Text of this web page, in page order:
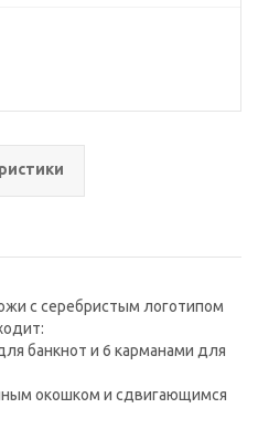
с серебристым логотипом
банкнот и 6 карманами для
окошком и сдвигающимся